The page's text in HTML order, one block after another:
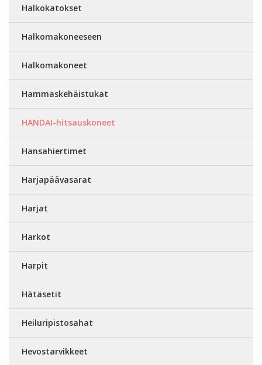
Halkokatokset
Halkomakoneeseen
Halkomakoneet
Hammaskehäistukat
HANDAI-hitsauskoneet
Hansahiertimet
Harjapäävasarat
Harjat
Harkot
Harpit
Hätäsetit
Heiluripistosahat
Hevostarvikkeet